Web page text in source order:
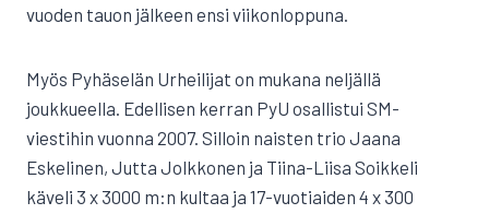
vuoden tauon jälkeen ensi viikonloppuna.
Myös Pyhäselän Urheilijat on mukana neljällä
joukkueella. Edellisen kerran PyU osallistui SM-
viestihin vuonna 2007. Silloin naisten trio Jaana
Eskelinen, Jutta Jolkkonen ja Tiina-Liisa Soikkeli
käveli 3 x 3000 m:n kultaa ja 17-vuotiaiden 4 x 300